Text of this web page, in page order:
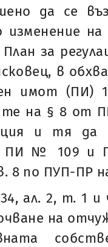
да се
изменение
за
в
имот (ПИ)
на § 8 от
и тя да
ПИ № 109 и
8 по ПУП-ПР
ал. 2, т. 1
на